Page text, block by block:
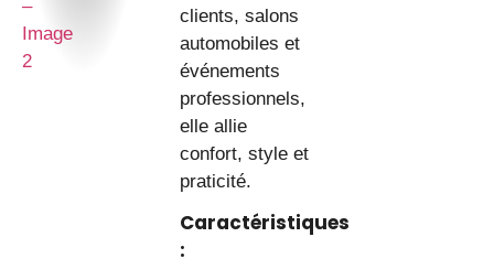
clients, salons
automobiles et
événements
professionnels,
elle allie
confort, style et
praticité.
Caractéristiques
: